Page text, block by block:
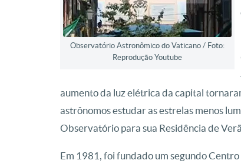
Observatório Astronômico do Vaticano / Foto:
Reprodução Youtube
aumento da luz elétrica da capital
astrônomos estudar as estrelas menos
Observatório para sua Residência de
Em 1981, foi fundado um segundo